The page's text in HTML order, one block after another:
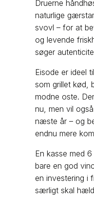
Druerne
naturlige
svovl – for at
og levende
søger
Eisode er ideel
som grillet kød,
modne oste.
nu, men vil
næste år – og
endnu mere
En kasse med
bare en god
en investering i
særligt skal